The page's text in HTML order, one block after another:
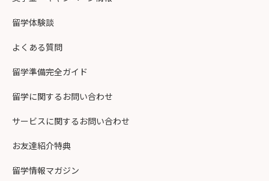
留学体験談
よくある質問
留学準備完全ガイド
留学に関するお問い合わせ
サービスに関するお問い合わせ
お友達紹介特典
留学情報マガジン